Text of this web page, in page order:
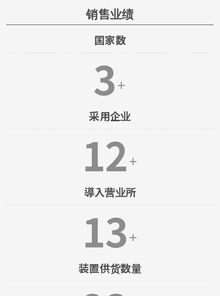
销售业绩
国家数
3 ＋
采用企业
12 ＋
導入营业所
13 ＋
装置供货数量